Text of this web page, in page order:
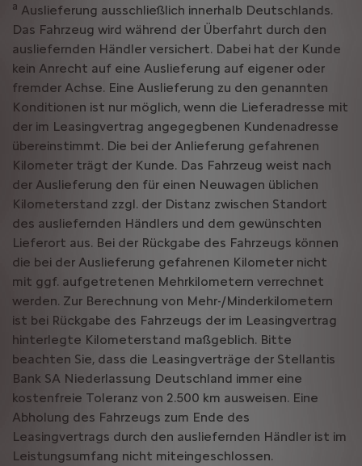
a Auslieferung ausschließlich innerhalb Deutschlands.
Das Fahrzeug wird während der Überfahrt durch den
ausliefernden Händler versichert. Dabei hat der Kunde
kein Anrecht auf eine Auslieferung auf eigener oder
fremder Achse. Eine Auslieferung zu den genannten
Konditionen ist nur möglich, wenn die Lieferadresse mit
der im Leasingvertrag angegegbenen Kundenadresse
übereinstimmt. Die bei der Anlieferung gefahrenen
Kilometer trägt der Kunde. Das Fahrzeug weist nach
der Auslieferung den für einen Neuwagen üblichen
Kilometerstand zzgl. der Distanz zwischen Standort
des ausliefernden Händlers und dem gewünschten
Lieferort aus. Bei der Rückgabe des Fahrzeugs können
die bei der Auslieferung gefahrenen Kilometer nicht
mit ggf. aufgetretenen Mehrkilometern verrechnet
werden. Zur Berechnung von Mehr-/Minderkilometern
ist bei Rückgabe des Fahrzeugs der im Leasingvertrag
hinterlegte Kilometerstand maßgeblich. Bitte
beachten Sie, dass die Leasingverträge der Stellantis
Bank SA Niederlassung Deutschland immer eine
kostenfreie Toleranz von 2.500 km ausweisen. Eine
Abholung des Fahrzeugs zum Ende des
Leasingvertrags durch den ausliefernden Händler ist im
Leistungsumfang nicht miteingeschlossen.